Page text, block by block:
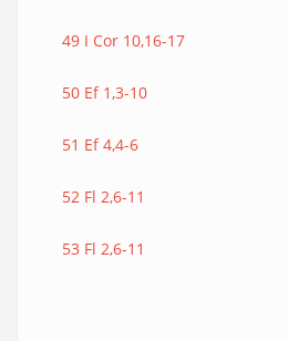
49 I Cor 10,16-17
50 Ef 1,3-10
51 Ef 4,4-6
52 Fl 2,6-11
53 Fl 2,6-11